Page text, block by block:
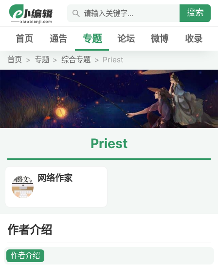
搜索
首页 通告 专题 论坛 微博 收录
首页 专题 综合专题 Priest
Priest
网络作家
作者介绍
作者介绍